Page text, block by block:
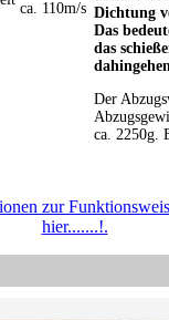
ca. 110m/s Dichtung
Das
das
Der
ca. 2250g.
zur
hier.......!.